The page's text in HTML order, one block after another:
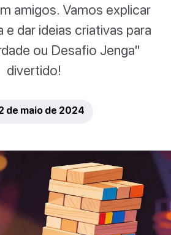
amigos. Vamos explicar
dar ideias criativas para
ou Desafio Jenga"
divertido!
maio de 2024